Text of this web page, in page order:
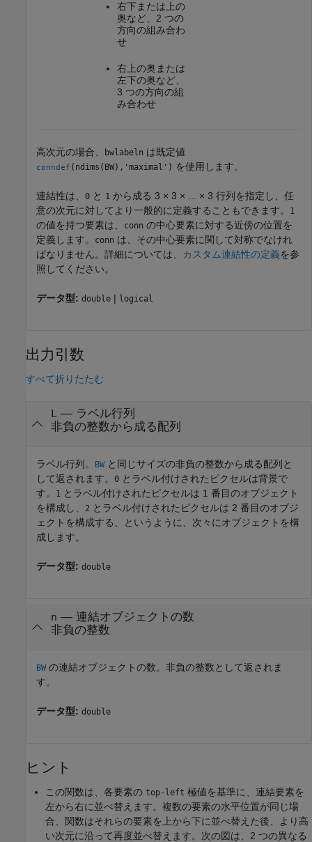
右下または上の
奥など、2 つの
方向の組み合わ
せ
右上の奥または
左下の奥など、
3 つの方向の組
み合わせ
高次元の場合、 bwlabeln は既定値
conndef (ndims(BW),'maximal') を使用します。
連結性は、 0 と 1 から成る 3 × 3 × ... × 3 行列を指定し、任
意の次元に対してより一般的に定義することもできます。
1
の値を持つ要素は、 conn の中心要素に対する近傍の位置を
定義します。
conn は、その中心要素に関して対称でなけれ
ばなりません。詳細については、
カスタム連結性の定義を参
照してください。
データ型: double | logical
出力引数
すべて折りたたむ
— ラベル行列
非負の整数から成る配列
ラベル行列。 BW と同じサイズの非負の整数から成る配列と
して返されます。
0 とラベル付けされたピクセルは背景で
す。
1 とラベル付けされたピクセルは 1 番目のオブジェクト
を構成し、
2 とラベル付けされたピクセルは 2 番目のオブジ
ェクトを構成する、というように、次々にオブジェクトを構
成します。
データ型: double
n — 連結オブジェクトの数
非負の整数
BW の連結オブジェクトの数。非負の整数として返されま
す。
データ型: double
ヒント
この関数は、各要素の top-left 極値を基準に、連結要素を
左から右に並べ替えます。複数の要素の水平位置が同じ場
合、関数はそれらの要素を上から下に並べ替えた後、より高
い次元に沿って再度並べ替えます。次の図は、2 つの異なる